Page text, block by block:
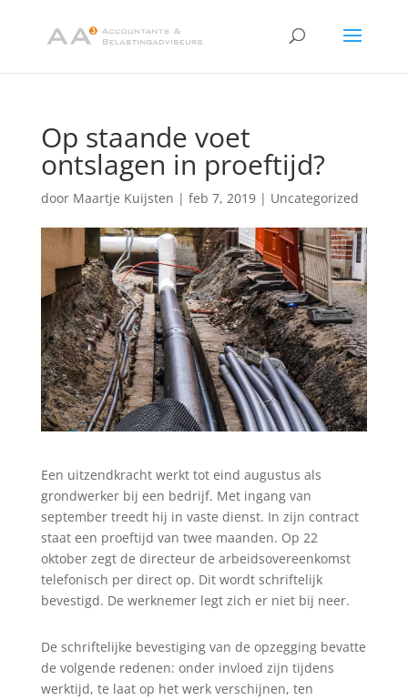
Op staande voet
ontslagen in proeftijd?
door Maartje Kuijsten | feb 7, 2019| Uncategorized
Een uitzendkracht werkt tot eind augustus als
grondwerker bij een bedrijf. Met ingang van
september treedt hij in vaste dienst. In zijn contract
staat een proeftijd van twee maanden. Op 22
oktober zegt de directeur de arbeidsovereenkomst
telefonisch per direct op. Dit wordt schriftelijk
bevestigd. De werknemer legt zich er niet bij neer.
De schriftelijke bevestiging van de opzegging bevatte
de volgende redenen: onder invloed zijn tijdens
werktijd, te laat op het werk verschijnen, ten